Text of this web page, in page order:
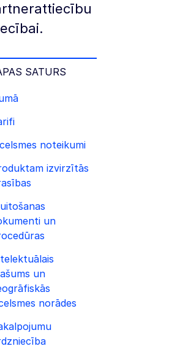
SATURS
noteikumi
izvirzītās
un
un
norādes